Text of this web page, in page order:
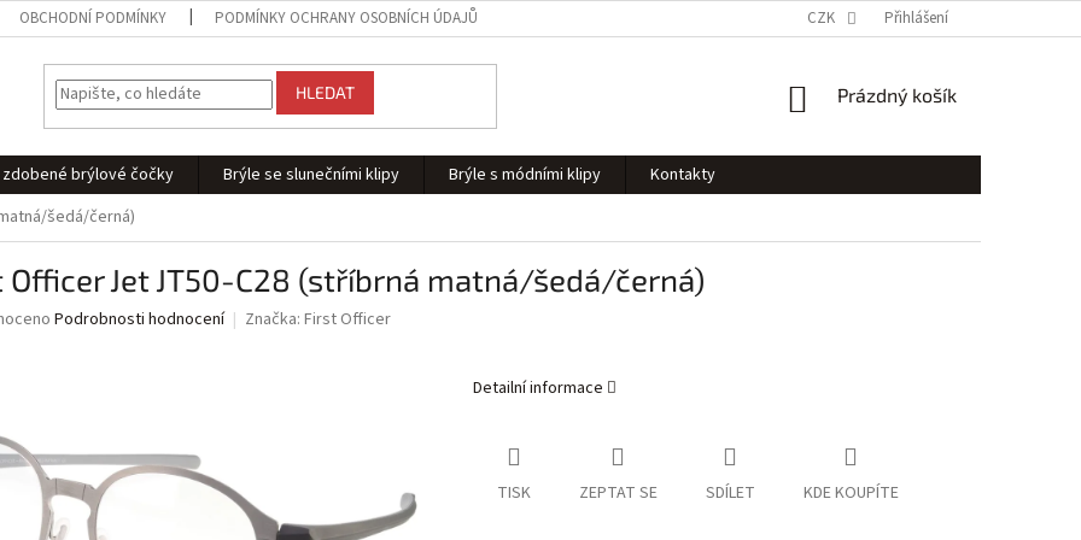
OBCHODNÍ PODMÍNKY PODMÍNKY OCHRANY OSOBNÍCH ÚDAJŮ CZK Přihlášení
HLEDAT
NÁKUPNÍ
Prázdný košík
brýlové čočky Brýle se slunečními klipy Brýle s módními klipy
Kontakty
šedá/černá)
Officer Jet JT50-C28 (stříbrná matná/šedá/černá)
Podrobnosti hodnocení Značka: First Officer
Detailní informace
TISK ZEPTAT SE SDÍLET KDE KOUPÍTE